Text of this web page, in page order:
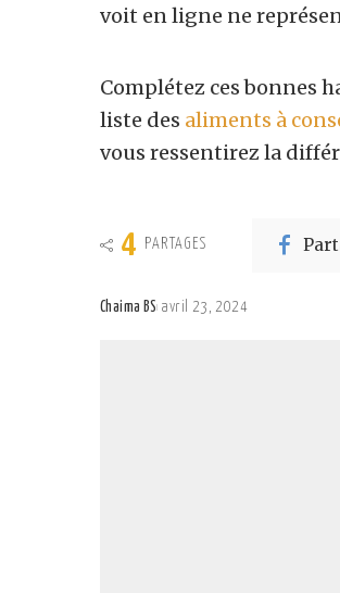
voit en ligne ne
Complétez ces bonnes
liste des aliments à
vous ressentirez la
4 PARTAGES
Chaima BS avril 23, 2024